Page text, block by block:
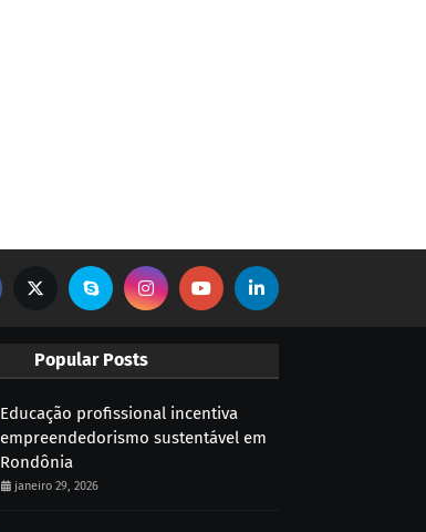
Popular Posts
Educação profissional incentiva
empreendedorismo sustentável em
Rondônia
janeiro 29, 2026